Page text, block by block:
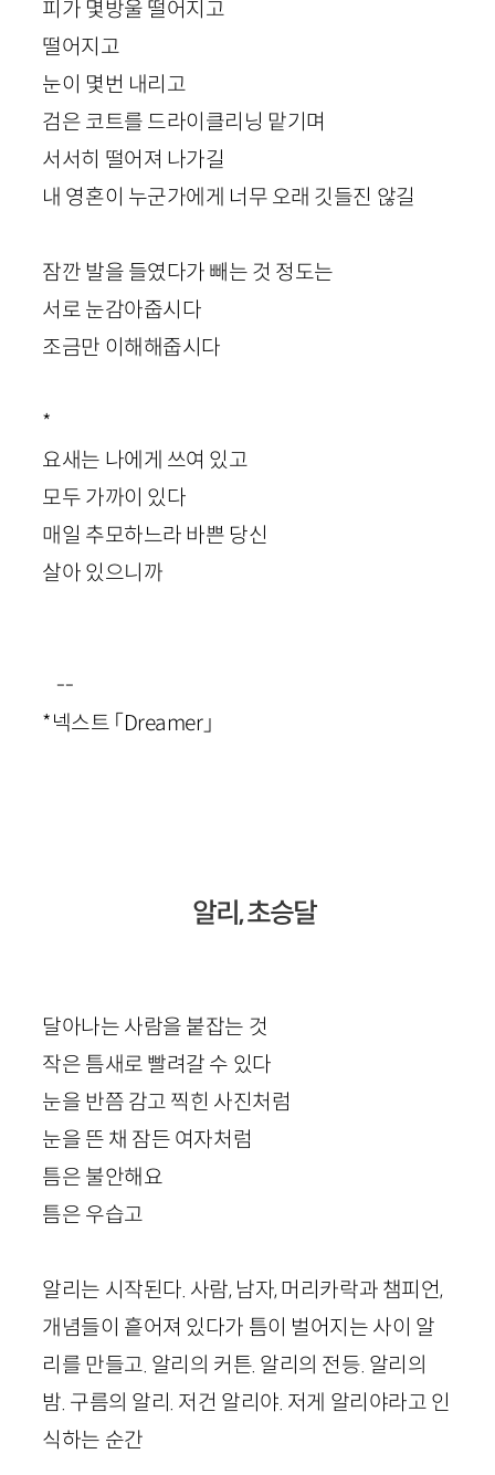
피가 몇방울 떨어지고
떨어지고
눈이 몇번 내리고
검은 코트를 드라이클리닝 맡기며
서서히 떨어져 나가길
내 영혼이 누군가에게 너무 오래 깃들진 않길
잠깐 발을 들였다가 빼는 것 정도는
서로 눈감아줍시다
조금만 이해해줍시다
*
요새는 나에게 쓰여 있고
모두 가까이 있다
매일 추모하느라 바쁜 당신
살아 있으니까
--
*넥스트 「Dreamer」
알리, 초승달
달아나는 사람을 붙잡는 것
작은 틈새로 빨려갈 수 있다
눈을 반쯤 감고 찍힌 사진처럼
눈을 뜬 채 잠든 여자처럼
틈은 불안해요
틈은 우습고
알리는 시작된다. 사람, 남자, 머리카락과 챔피언,
개념들이 흩어져 있다가 틈이 벌어지는 사이 알
리를 만들고. 알리의 커튼. 알리의 전등. 알리의
밤. 구름의 알리. 저건 알리야. 저게 알리야라고 인
식하는 순간